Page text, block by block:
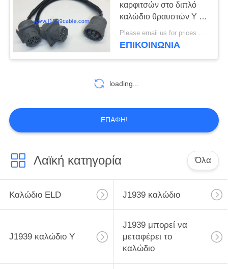
καρφιτσών στο διπλό
καλώδιο θραυστών Υ 6-
καρφιτσών αρσενικό
Please email us for prices MOQ:100 τεμ
ΕΠΙΚΟΙΝΩΝΊΑ
loading...
ΕΠΑΦΉ!
Λαϊκή κατηγορία Όλα
Καλώδιο ELD J1939 καλώδιο
J1939 καλώδιο Υ
J1939 μπορεί να
μεταφέρει το
καλώδιο